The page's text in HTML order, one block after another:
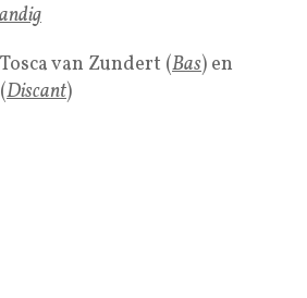
van Zundert (Bas) en
Discant)